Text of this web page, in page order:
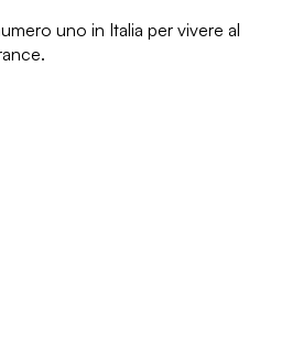
uno in Italia per vivere al